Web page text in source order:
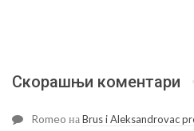
Скорашњи коментари
Romeo наBrus i Aleksandrovac